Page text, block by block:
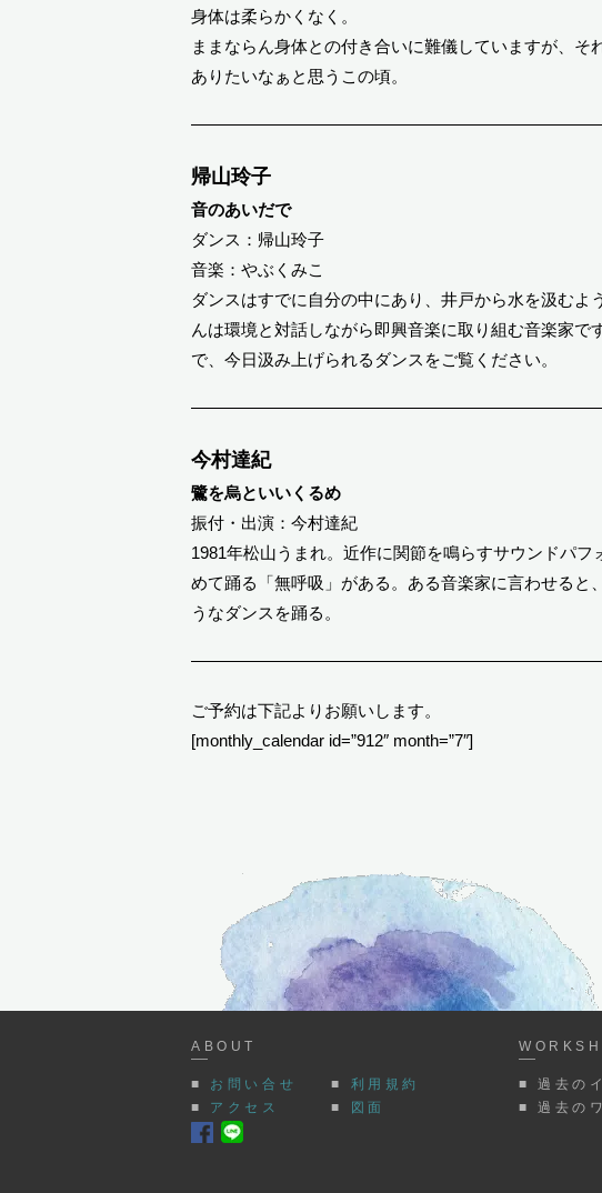
身体は柔らかくなく。
ままならん身体との付き合いに難儀していますが、そ
ありたいなぁと思うこの頃。
帰山玲子
音のあいだで
ダンス：帰山玲子
音楽：やぶくみこ
ダンスはすでに自分の中にあり、井戸から水を汲むよ
んは環境と対話しながら即興音楽に取り組む音楽家
で、今日汲み上げられるダンスをご覧ください。
今村達紀
鷺を烏といいくるめ
振付・出演：今村達紀
1981年松山うまれ。近作に関節を鳴らすサウンドパ
めて踊る「無呼吸」がある。ある音楽家に言わせると
うなダンスを踊る。
ご予約は下記よりお願いします。
[monthly_calendar id=”912″ month=”7″]
ABOUT
■ お問い合せ ■ 利用規約
■ アクセス ■ 図面
■ 過去の
■ 過去の